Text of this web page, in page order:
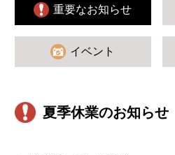
重要なお知らせ
イベント
夏季休業のお知らせ